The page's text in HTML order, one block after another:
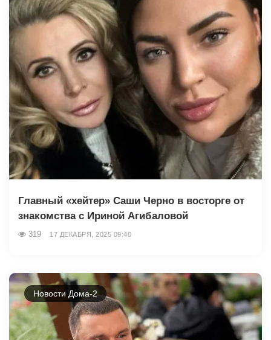
Главный «хейтер» Саши Черно в восторге от
знакомства с Ириной Агибаловой
319 17 ДЕКАБРЯ, 2025 09:40
Новости Дома-2